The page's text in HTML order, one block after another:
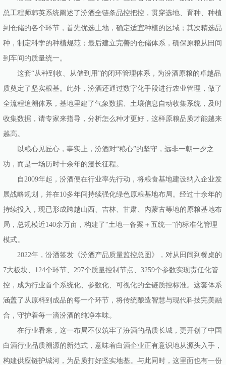
总工程师韩英系统阐述了汾酒全链条品控把控，贯穿选地、育种、种植
到仓储的各个环节，首先优选土地，确定适宜种植的区域；其次精选品
种，制定科学的种植规范；最后建立完善的仓储体系，确保原粮从田间
到车间的质量统一。
这套“从种到收、从储到用”的闭环管理体系，为汾酒原粮的卓越品
质奠定了坚实根基。此外，汾酒还通过数字化手段进行农业管理，做了
全流程追溯体系，基地里建了气象数据、土壤信息自动收集系统，及时
收集数据，请专家来指导，分析怎么种才更好，这样原粮品质才能越来
越高。
以粮心见匠心，事实上，汾酒对“粮心”的坚守，远非一朝一夕之
功，而是一场历时十余年的漫长征程。
自2009年起，汾酒便在行业率先行动，将粮食基地建设纳入企业发
展战略规划，并在10多年间持续强化绿色原粮基地布局。经过十余年的
持续投入，现已形成跨越山西、吉林、甘肃、内蒙古等地的原粮基地布
局，总规模近140余万亩，构建了“土地一备案＋五统一”的标准化管理
模式。
2022年，汾酒签发《汾酒产品质量监控总图》，对从田间到餐桌的
7大板块、124个环节、297个质量控制节点、3259个参数实现责任化管
控，成为行业首个系统化、参数化、可视化的全链质控标准。这套体系
涵盖了从原料到成品的每一个环节，将传统酿造智慧与现代科技完美融
合，守护着每一滴汾酒的纯净本味。
在行业看来，这一布局不仅筑牢了汾酒的品质长城，更开创了中国
白酒行业品质溯源的新范式，意味着白酒企业正有意识地从源头入手，
构建供应链护城河，为品质打好坚实地基。与此同时，这里面也有一份